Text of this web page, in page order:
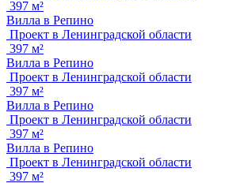
397 м²
Вилла в Репино
Проект в Ленинградской области
397 м²
Вилла в Репино
Проект в Ленинградской области
397 м²
Вилла в Репино
Проект в Ленинградской области
397 м²
Вилла в Репино
Проект в Ленинградской области
397 м²